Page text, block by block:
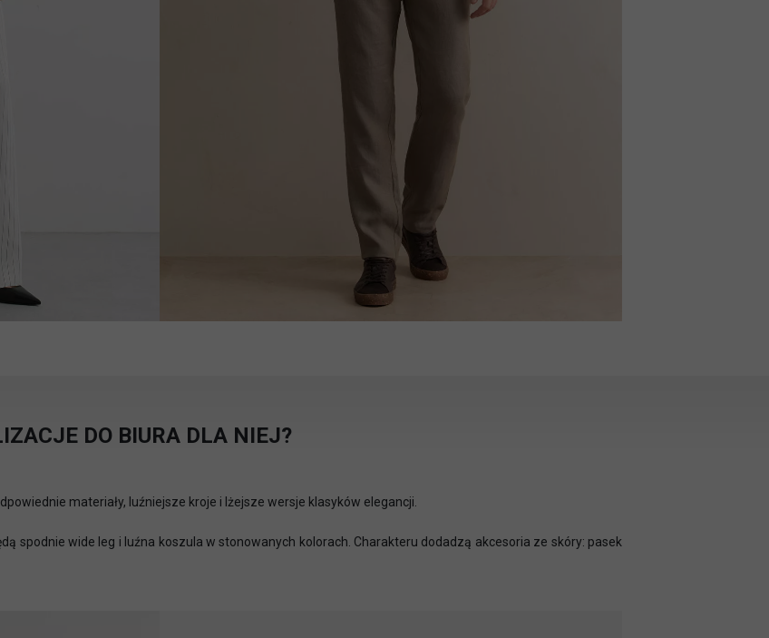
DO BIURA DLA NIEJ?
materiały, luźniejsze kroje i lżejsze wersje klasyków elegancji.
spodnie wide leg i luźna koszula w stonowanych kolorach. Charakteru dodadzą akcesoria ze skóry: pasek